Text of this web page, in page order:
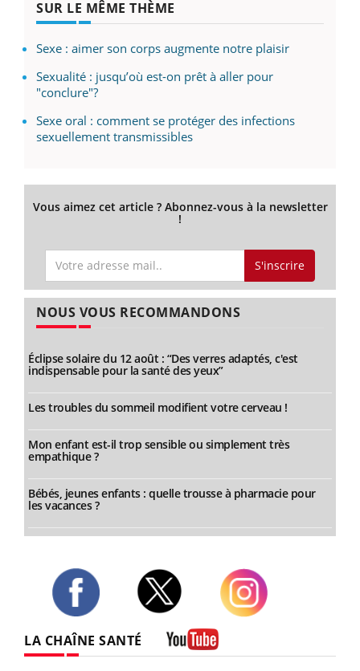
SUR LE MÊME THÈME
Sexe : aimer son corps augmente notre plaisir
Sexualité : jusqu’où est-on prêt à aller pour
"conclure"?
Sexe oral : comment se protéger des infections
sexuellement transmissibles
Vous aimez cet article ? Abonnez-vous à la newsletter
!
S'inscrire
NOUS VOUS RECOMMANDONS
Éclipse solaire du 12 août : “Des verres adaptés, c'est
indispensable pour la santé des yeux”
Les troubles du sommeil modifient votre cerveau !
Mon enfant est-il trop sensible ou simplement très
empathique ?
Bébés, jeunes enfants : quelle trousse à pharmacie pour
les vacances ?
LA CHAÎNE SANTÉ